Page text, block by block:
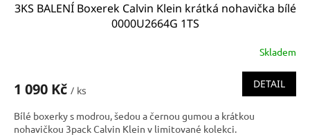
3KS BALENÍ Boxerek Calvin Klein krátká nohavička bílé
0000U2664G 1TS
Skladem
1 090 Kč / ks
DETAIL
Bílé boxerky s modrou, šedou a černou gumou a krátkou
nohavičkou 3pack Calvin Klein v limitované kolekci.